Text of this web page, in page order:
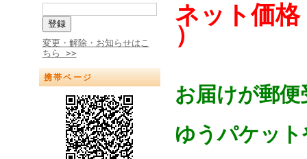
変更・解除・お知らせはこ
ちら >>
携帯ページ
ネット価
）
お届けが郵
ゆうパケッ